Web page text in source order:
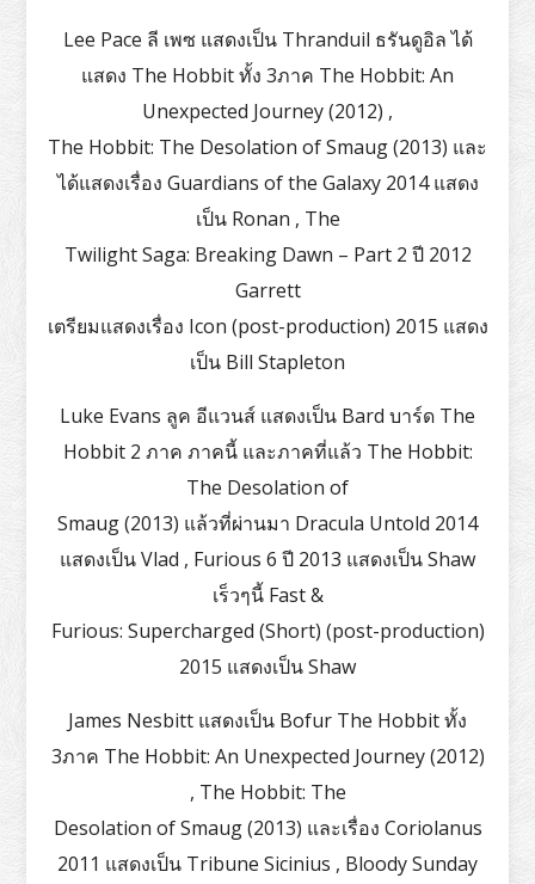
Lee Pace ลี เพซ แสดงเป็น Thranduil ธรันดูอิล ได้
แสดง The Hobbit ทั้ง 3ภาค The Hobbit: An
Unexpected Journey (2012) ,
The Hobbit: The Desolation of Smaug (2013) และ
ได้แสดงเรื่อง Guardians of the Galaxy 2014 แสดง
เป็น Ronan , The
Twilight Saga: Breaking Dawn – Part 2 ปี 2012
Garrett
เตรียมแสดงเรื่อง Icon (post-production) 2015 แสดง
เป็น Bill Stapleton
Luke Evans ลูค อีแวนส์ แสดงเป็น Bard บาร์ด The
Hobbit 2 ภาค ภาคนี้ และภาคที่แล้ว The Hobbit:
The Desolation of
Smaug (2013) แล้วที่ผ่านมา Dracula Untold 2014
แสดงเป็น Vlad , Furious 6 ปี 2013 แสดงเป็น Shaw
เร็วๆนี้ Fast &
Furious: Supercharged (Short) (post-production)
2015 แสดงเป็น Shaw
James Nesbitt แสดงเป็น Bofur The Hobbit ทั้ง
3ภาค The Hobbit: An Unexpected Journey (2012)
, The Hobbit: The
Desolation of Smaug (2013) และเรื่อง Coriolanus
2011 แสดงเป็น Tribune Sicinius , Bloody Sunday